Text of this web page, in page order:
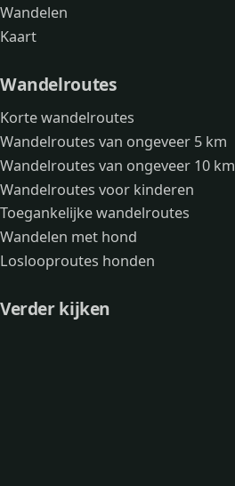
Wandelen
Kaart
Wandelroutes
Korte wandelroutes
Wandelroutes van ongeveer 5 km
Wandelroutes van ongeveer 10 km
Wandelroutes voor kinderen
Toegankelijke wandelroutes
Wandelen met hond
Loslooproutes honden
Verder kijken